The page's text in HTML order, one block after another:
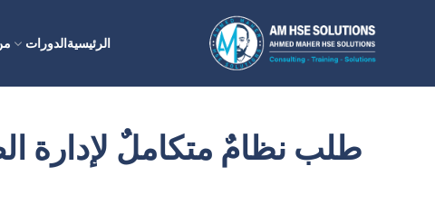
أحمد ماهر للتدريب السلامة و الصحة المهنية
الرئيسيةالدورات
طلب نظامٌ متكاملٌ لإدارة